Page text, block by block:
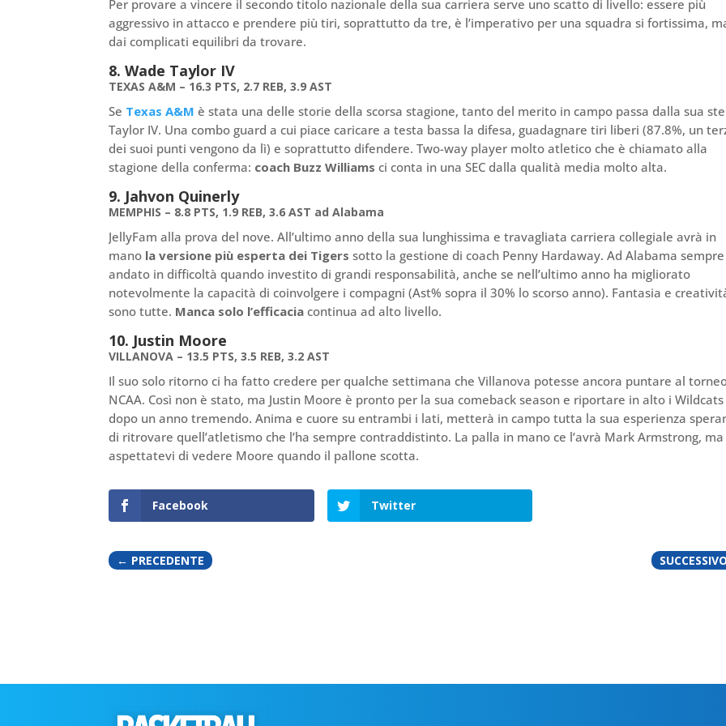
Per provare a vincere il secondo titolo nazionale della sua carriera serve uno scatto di livello: essere più
aggressivo in attacco e prendere più tiri, soprattutto da tre, è l’imperativo per una squadra si fortissima,
dai complicati equilibri da trovare.
8. Wade Taylor IV
TEXAS A&M – 16.3 PTS, 2.7 REB, 3.9 AST
Se Texas A&M è stata una delle storie della scorsa stagione, tanto del merito in campo passa dalla sua
Taylor IV. Una combo guard a cui piace caricare a testa bassa la difesa, guadagnare tiri liberi (87.8%, un
dei suoi punti vengono da lì) e soprattutto difendere. Two-way player molto atletico che è chiamato alla
stagione della conferma: coach Buzz Williams ci conta in una SEC dalla qualità media molto alta.
9. Jahvon Quinerly
MEMPHIS – 8.8 PTS, 1.9 REB, 3.6 AST ad Alabama
JellyFam alla prova del nove. All’ultimo anno della sua lunghissima e travagliata carriera collegiale avrà in
mano la versione più esperta dei Tigers sotto la gestione di coach Penny Hardaway. Ad Alabama sempre
andato in difficoltà quando investito di grandi responsabilità, anche se nell’ultimo anno ha migliorato
notevolmente la capacità di coinvolgere i compagni (Ast% sopra il 30% lo scorso anno). Fantasia e
sono tutte. Manca solo l’efficacia continua ad alto livello.
10. Justin Moore
VILLANOVA – 13.5 PTS, 3.5 REB, 3.2 AST
Il suo solo ritorno ci ha fatto credere per qualche settimana che Villanova potesse ancora puntare al
NCAA. Così non è stato, ma Justin Moore è pronto per la sua comeback season e riportare in alto i Wildcats
dopo un anno tremendo. Anima e cuore su entrambi i lati, metterà in campo tutta la sua esperienza
di ritrovare quell’atletismo che l’ha sempre contraddistinto. La palla in mano ce l’avrà Mark Armstrong, ma
aspettatevi di vedere Moore quando il pallone scotta.
Facebook Twitter
← PRECEDENTE SUCCESSIVO